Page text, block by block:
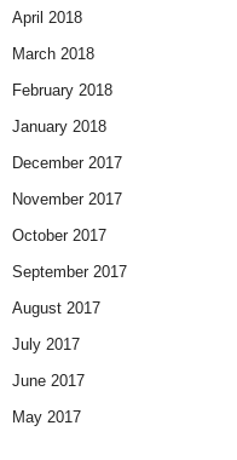
April 2018
March 2018
February 2018
January 2018
December 2017
November 2017
October 2017
September 2017
August 2017
July 2017
June 2017
May 2017